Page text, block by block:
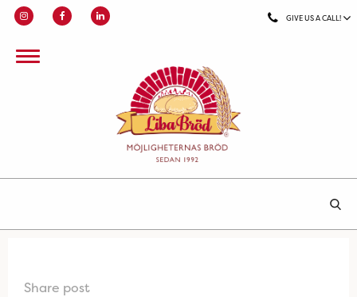
GIVE US A CALL!
Share post